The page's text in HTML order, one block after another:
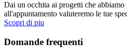
Dai un occhita ai progetti che abbiamo
all'appuntamento valuteremo le tue
Scopri di piu
Domande frequenti